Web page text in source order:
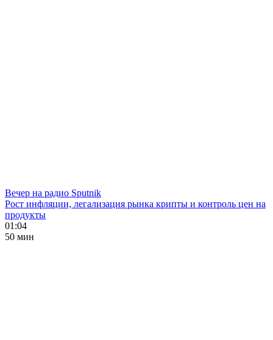
Вечер на радио Sputnik
Рост инфляции, легализация рынка крипты и контроль цен на
продукты
01:04
50 мин